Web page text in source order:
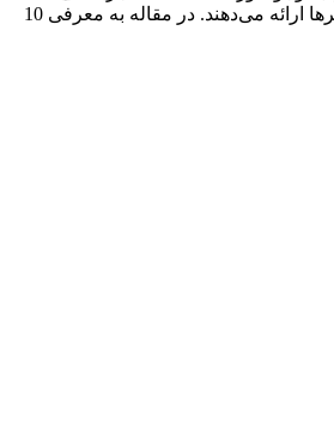
فراموش‌نشدنی را به گیمرها ارائه می‌دهند. در مقاله به معرفی 10